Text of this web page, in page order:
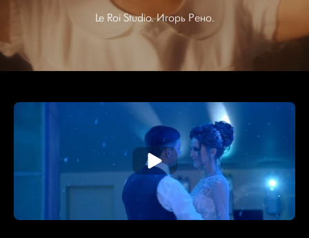
Le Roi Studio. Игорь Рено.